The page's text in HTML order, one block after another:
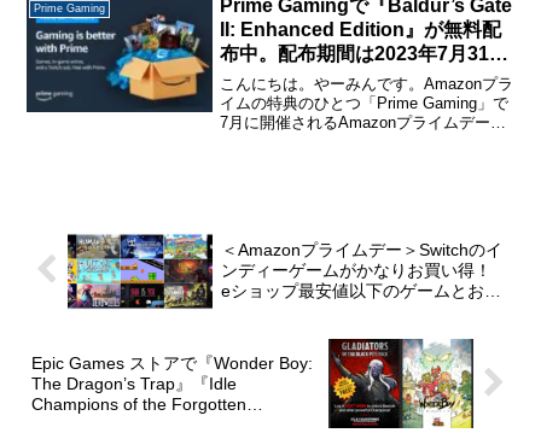
Prime Gaming
Prime Gamingで『Baldur’s Gate
II: Enhanced Edition』が無料配
布中。配布期間は2023年7月31日
まで
こんにちは。やーみんです。Amazonプラ
イムの特典のひとつ「Prime Gaming」で
7月に開催されるAmazonプライムデーの
＜Amazonプライムデー＞Switchのイ
ンディーゲームがかなりお買い得！
eショップ最安値以下のゲームとおす
Epic Games ストアで『Wonder Boy:
The Dragon’s Trap』『Idle
Champions of the Forgotten